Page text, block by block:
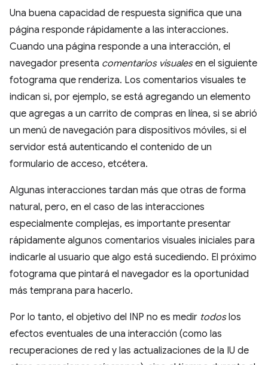
Una buena capacidad de respuesta significa que una
página responde rápidamente a las interacciones.
Cuando una página responde a una interacción, el
navegador presenta comentarios visualesen el siguiente
fotograma que renderiza. Los comentarios visuales te
indican si, por ejemplo, se está agregando un elemento
que agregas a un carrito de compras en línea, si se abrió
un menú de navegación para dispositivos móviles, si el
servidor está autenticando el contenido de un
formulario de acceso, etcétera.
Algunas interacciones tardan más que otras de forma
natural, pero, en el caso de las interacciones
especialmente complejas, es importante presentar
rápidamente algunos comentarios visuales iniciales para
indicarle al usuario que algo está sucediendo. El próximo
fotograma que pintará el navegador es la oportunidad
más temprana para hacerlo.
Por lo tanto, el objetivo del INP no es medir todoslos
efectos eventuales de una interacción (como las
recuperaciones de red y las actualizaciones de la IU de